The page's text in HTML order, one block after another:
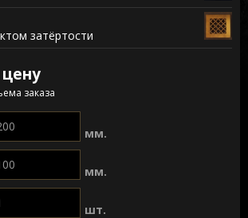
затёртости
заказа
мм.
мм.
шт.